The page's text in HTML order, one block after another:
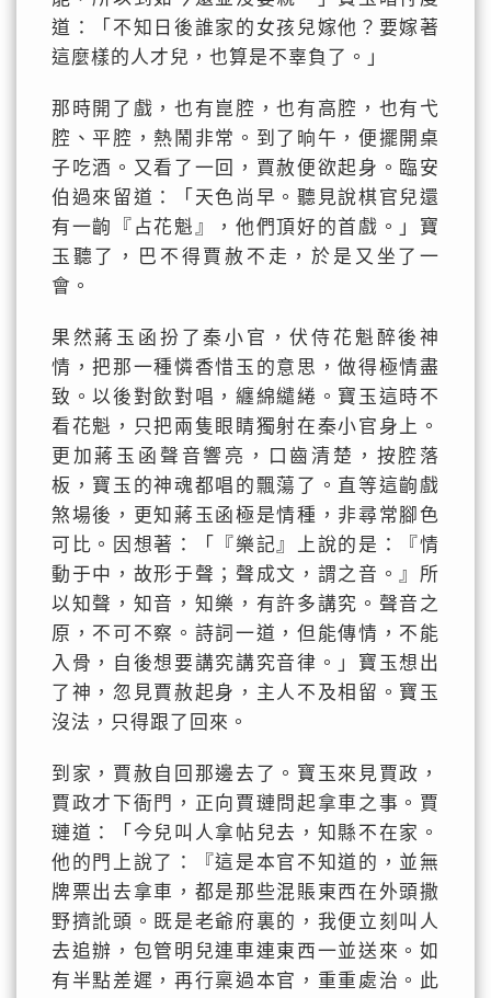
道：「不知日後誰家的女孩兒嫁他？要嫁著
這麼樣的人才兒，也算是不辜負了。」
那時開了戲，也有崑腔，也有高腔，也有弋
腔、平腔，熱鬧非常。到了晌午，便擺開桌
子吃酒。又看了一回，賈赦便欲起身。臨安
伯過來留道：「天色尚早。聽見說棋官兒還
有一齣『占花魁』，他們頂好的首戲。」寶
玉聽了，巴不得賈赦不走，於是又坐了一
會。
果然蔣玉函扮了秦小官，伏侍花魁醉後神
情，把那一種憐香惜玉的意思，做得極情盡
致。以後對飲對唱，纏綿繾綣。寶玉這時不
看花魁，只把兩隻眼睛獨射在秦小官身上。
更加蔣玉函聲音響亮，口齒清楚，按腔落
板，寶玉的神魂都唱的飄蕩了。直等這齣戲
煞場後，更知蔣玉函極是情種，非尋常腳色
可比。因想著：「『樂記』上說的是：『情
動于中，故形于聲；聲成文，謂之音。』所
以知聲，知音，知樂，有許多講究。聲音之
原，不可不察。詩詞一道，但能傳情，不能
入骨，自後想要講究講究音律。」寶玉想出
了神，忽見賈赦起身，主人不及相留。寶玉
沒法，只得跟了回來。
到家，賈赦自回那邊去了。寶玉來見賈政，
賈政才下衙門，正向賈璉問起拿車之事。賈
璉道：「今兒叫人拿帖兒去，知縣不在家。
他的門上說了：『這是本官不知道的，並無
牌票出去拿車，都是那些混賬東西在外頭撒
野擠訛頭。既是老爺府裏的，我便立刻叫人
去追辦，包管明兒連車連東西一並送來。如
有半點差遲，再行稟過本官，重重處治。此